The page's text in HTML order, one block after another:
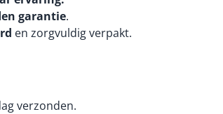
garantie.
en zorgvuldig verpakt.
verzonden.